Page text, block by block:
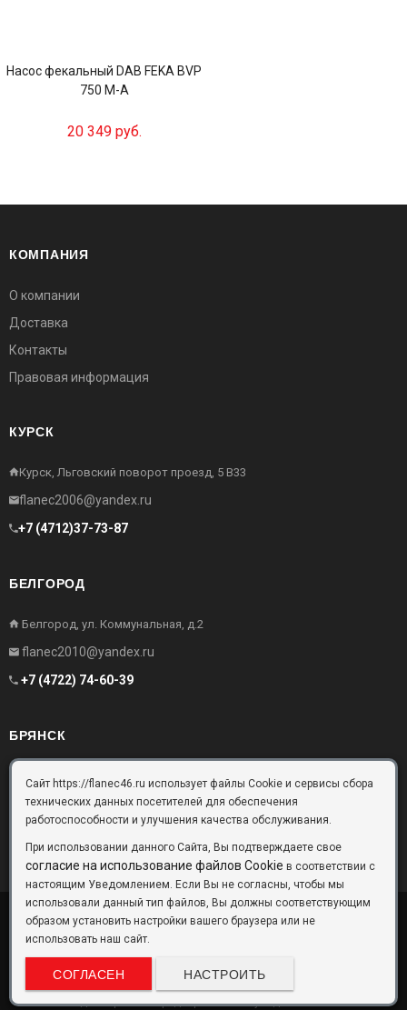
Насос фекальный DAB FEKA BVP
750 M-A
20 349 руб.
КОМПАНИЯ
О компании
Доставка
Контакты
Правовая информация
КУРСК
Курск, Льговский поворот проезд, 5 В33
flanec2006@yandex.ru
+7 (4712)37-73-87
БЕЛГОРОД
Белгород, ул. Коммунальная, д.2
flanec2010@yandex.ru
+7 (4722) 74-60-39
БРЯНСК
Брянск, Московский проезд, д.10, офис 3
flanec32@yandex.ru
Copyright © 2026 © ООО «Фланец-Комплект»
внешний вид товаров без предварительного уведомления.
Сайт https://flanec46.ru использует файлы Cookie и сервисы сбора
технических данных посетителей для обеспечения
работоспособности и улучшения качества обслуживания.
При использовании данного Сайта, Вы подтверждаете свое
согласие на использование файлов Cookie в соответствии с
настоящим Уведомлением. Если Вы не согласны, чтобы мы
использовали данный тип файлов, Вы должны соответствующим
образом установить настройки вашего браузера или не
использовать наш сайт.
СОГЛАСЕН НАСТРОИТЬ